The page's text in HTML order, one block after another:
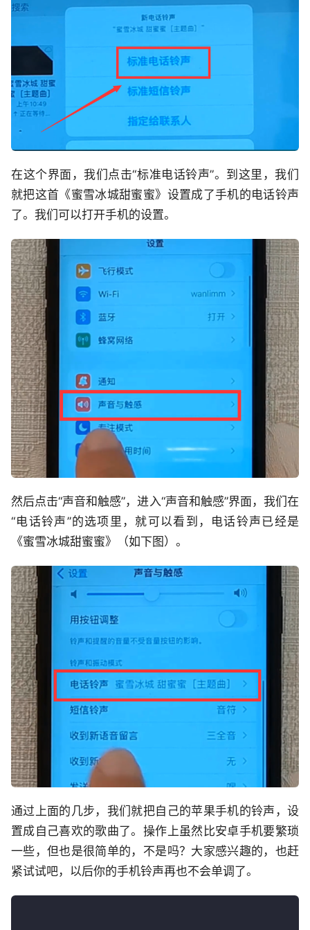
在这个界面，我们点击“标准电话铃声”。到这里，我们
就把这首《蜜雪冰城甜蜜蜜》设置成了手机的电话铃声
了。我们可以打开手机的设置。
然后点击“声音和触感”，进入“声音和触感”界面，我们在
“电话铃声”的选项里，就可以看到，电话铃声已经是
《蜜雪冰城甜蜜蜜》（如下图）。
通过上面的几步，我们就把自己的苹果手机的铃声，设
置成自己喜欢的歌曲了。操作上虽然比安卓手机要繁琐
一些，但也是很简单的，不是吗？大家感兴趣的，也赶
紧试试吧，以后你的手机铃声再也不会单调了。